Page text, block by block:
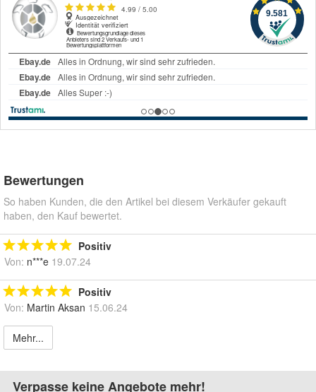
Bewertungen
So haben Kunden, die den Artikel bei diesem Verkäufer gekauft
haben, den Kauf bewertet.
Positiv
Von: n***e 19.07.24
Positiv
Von: Martin Aksan 15.06.24
Mehr...
Verpasse keine Angebote mehr!